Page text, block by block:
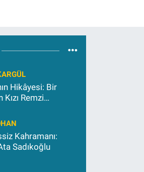
Hikâyesi: Bir
Kızı Remzi
Kahramanı:
Sadıkoğlu